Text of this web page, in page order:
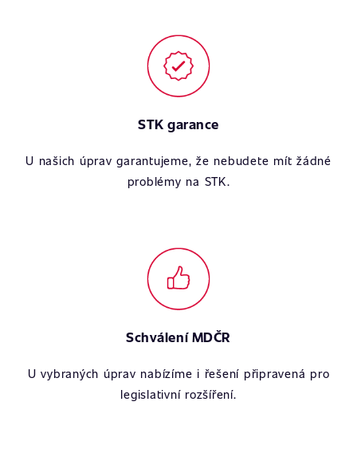
STK garance
U našich úprav garantujeme, že nebudete mít žádné
problémy na STK.
Schválení MDČR
U vybraných úprav nabízíme i řešení připravená pro
legislativní rozšíření.